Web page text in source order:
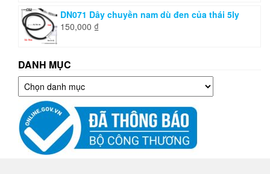
DN071 Dây chuyền nam dù đen của thái 5ly
150,000 ₫
DANH MỤC
Danh
mục